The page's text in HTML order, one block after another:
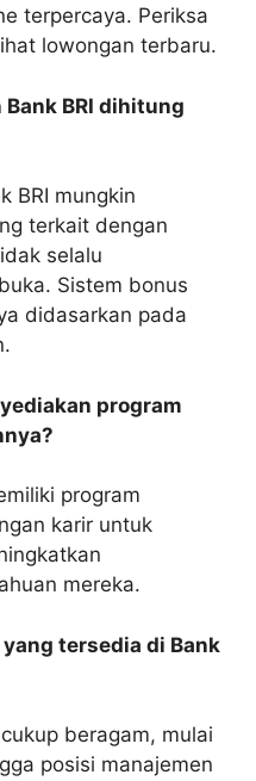
terpercaya. Periksa
lowongan terbaru.
BRI dihitung
BRI mungkin
terkait dengan
selalu
Sistem bonus
didasarkan pada
program
program
karir untuk
mereka.
tersedia di Bank
beragam, mulai
posisi manajemen